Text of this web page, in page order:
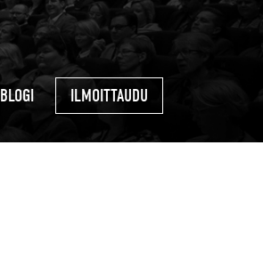
BLOGI ILMOITTAUDU